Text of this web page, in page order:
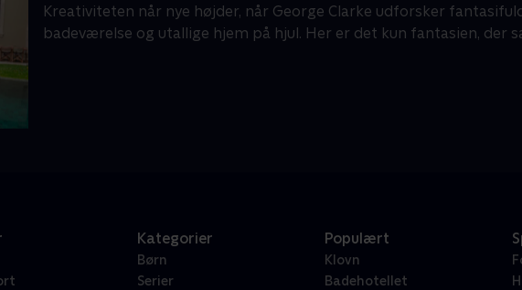
Kreativiteten når nye højder, når George Clarke udforsker
badeværelse og utallige hjem på hjul. Her er det kun fantasien, der
Kategorier
Børn
Serier
Populært
Klovn
Badehotellet